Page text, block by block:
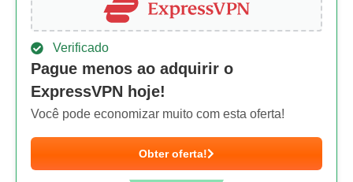
Verificado
Pague menos ao adquirir o
ExpressVPN hoje!
Você pode economizar muito com esta oferta!
Obter oferta!